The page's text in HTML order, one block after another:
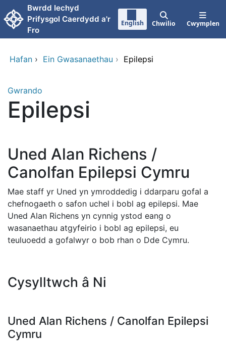
Neidio i'r prif gynnwy
Bwrdd Iechyd
Prifysgol Caerdydd a'r
Fro
English Chwilio Cwymplen
Hafan › Ein Gwasanaethau › Epilepsi
Gwrando
Epilepsi
Uned Alan Richens /
Canolfan Epilepsi Cymru
Mae staff yr Uned yn ymroddedig i ddarparu gofal a
chefnogaeth o safon uchel i bobl ag epilepsi. Mae
Uned Alan Richens yn cynnig ystod eang o
wasanaethau atgyfeirio i bobl ag epilepsi, eu
teuluoedd a gofalwyr o bob rhan o Dde Cymru.
Cysylltwch â Ni
Uned Alan Richens / Canolfan Epilepsi
Cymru